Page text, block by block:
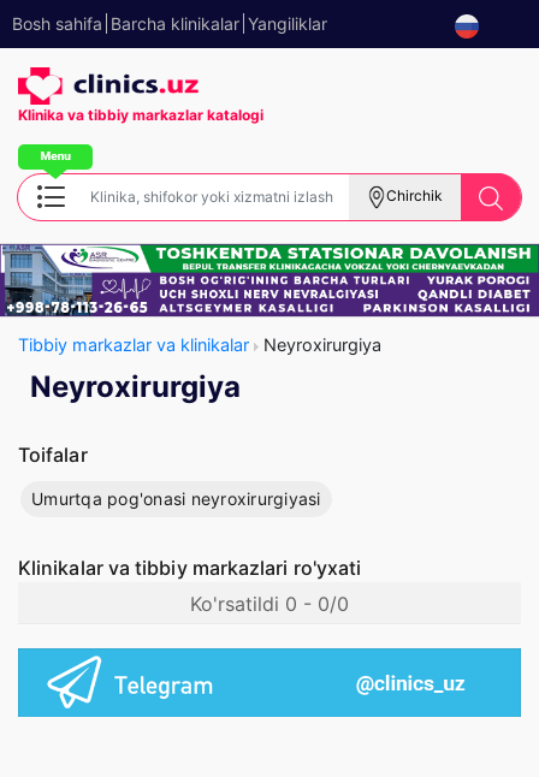
Bosh sahifa Barcha klinikalar Yangiliklar
Klinika va tibbiy markazlar katalogi
Chirchik
Tibbiy markazlar va klinikalar Neyroxirurgiya
Neyroxirurgiya
Toifalar
Umurtqa pog'onasi neyroxirurgiyasi
Klinikalar va tibbiy markazlari ro'yxati
Ko'rsatildi 0 - 0/0